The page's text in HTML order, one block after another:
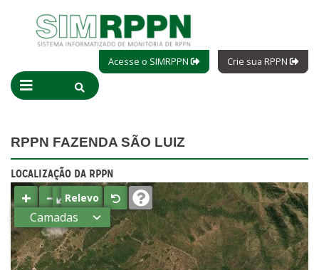
Acesse o SIMRPPN Crie sua RPPN
RPPN FAZENDA SÃO LUIZ
LOCALIZAÇÃO DA RPPN
+ −⤢Relevo
Camadas
Estados
Municípios